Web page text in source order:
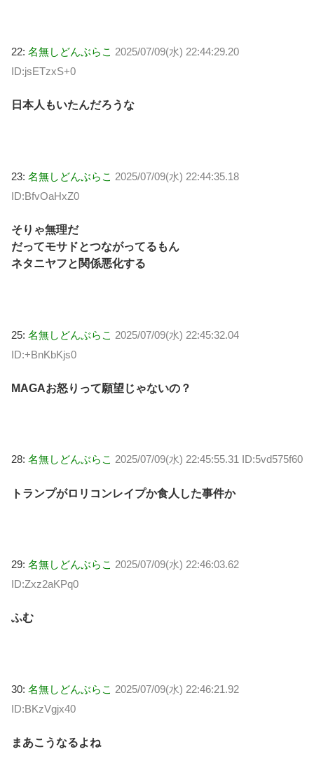
22: 名無しどんぶらこ 2025/07/09(水) 22:44:29.20
ID:jsETzxS+0
日本人もいたんだろうな
23: 名無しどんぶらこ 2025/07/09(水) 22:44:35.18
ID:BfvOaHxZ0
そりゃ無理だ
だってモサドとつながってるもん
ネタニヤフと関係悪化する
25: 名無しどんぶらこ 2025/07/09(水) 22:45:32.04
ID:+BnKbKjs0
MAGAお怒りって願望じゃないの？
28: 名無しどんぶらこ 2025/07/09(水) 22:45:55.31 ID:5vd575f60
トランプがロリコンレイプか食人した事件か
29: 名無しどんぶらこ 2025/07/09(水) 22:46:03.62
ID:Zxz2aKPq0
ふむ
30: 名無しどんぶらこ 2025/07/09(水) 22:46:21.92
ID:BKzVgjx40
まあこうなるよね